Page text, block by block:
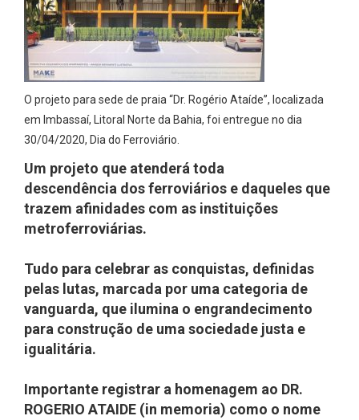
O projeto para sede de praia “Dr. Rogério Ataíde”, localizada
em Imbassaí, Litoral Norte da Bahia, foi entregue no dia
30/04/2020, Dia do Ferroviário.
Um projeto que atenderá toda
descendência dos ferroviários e daqueles que
trazem afinidades com as instituições
metroferroviárias.
Tudo para celebrar as conquistas, definidas
pelas lutas, marcada por uma categoria de
vanguarda, que ilumina o engrandecimento
para construção de uma sociedade justa e
igualitária.
Importante registrar a homenagem ao DR.
ROGERIO ATAIDE (in memoria) como o nome